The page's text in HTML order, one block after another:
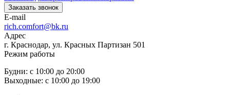
Заказать звонок
E-mail
rich.comfort@bk.ru
Адрес
г. Краснодар, ул. Красных Партизан 501
Режим работы
Будни: с 10:00 до 20:00
Выходные: с 10:00 до 19:00